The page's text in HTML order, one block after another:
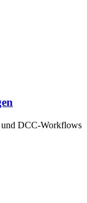
und DCC-Workflows